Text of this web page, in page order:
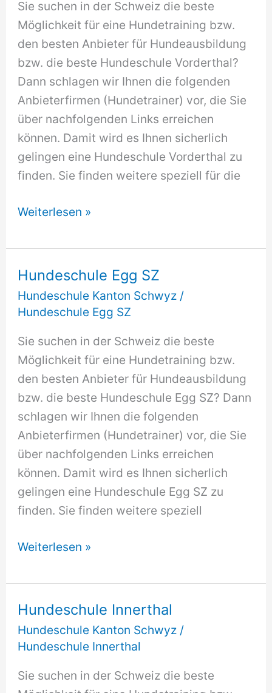
Sie suchen in der Schweiz die beste
Möglichkeit für eine Hundetraining bzw.
den besten Anbieter für Hundeausbildung
bzw. die beste Hundeschule Vorderthal?
Dann schlagen wir Ihnen die folgenden
Anbieterfirmen (Hundetrainer) vor, die Sie
über nachfolgenden Links erreichen
können. Damit wird es Ihnen sicherlich
gelingen eine Hundeschule Vorderthal zu
finden. Sie finden weitere speziell für die
Hundeschule
Weiterlesen »
Hundeschule Egg SZ
Hundeschule Kanton Schwyz /
Hundeschule Egg SZ
Sie suchen in der Schweiz die beste
Möglichkeit für eine Hundetraining bzw.
den besten Anbieter für Hundeausbildung
bzw. die beste Hundeschule Egg SZ? Dann
schlagen wir Ihnen die folgenden
Anbieterfirmen (Hundetrainer) vor, die Sie
über nachfolgenden Links erreichen
können. Damit wird es Ihnen sicherlich
gelingen eine Hundeschule Egg SZ zu
finden. Sie finden weitere speziell
Hundeschule
SZ
Weiterlesen »
Hundeschule Innerthal
Hundeschule Kanton Schwyz /
Hundeschule Innerthal
Sie suchen in der Schweiz die beste